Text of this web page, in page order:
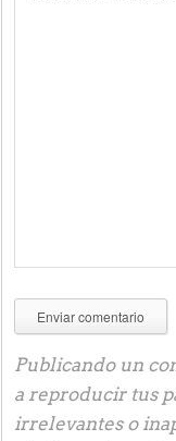
Publicando un
a reproducir tus
irrelevantes o